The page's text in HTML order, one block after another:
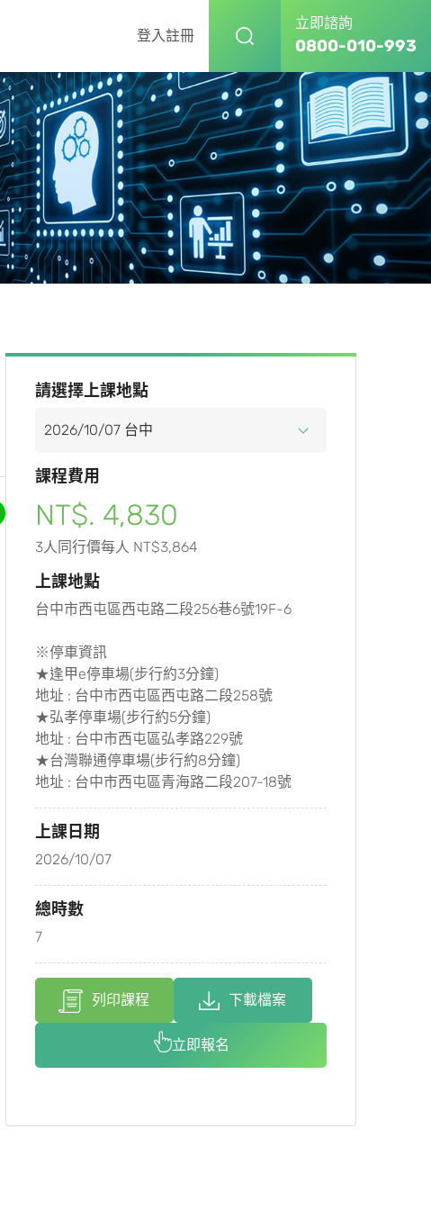
登入註冊
立即諮詢
0800-010-993
請選擇上課地點
課程費用
NT$. 4,830
3人同行價每人 NT$3,864
上課地點
台中市西屯區西屯路二段256巷6號19F-6
※停車資訊
★逢甲e停車場(步行約3分鐘)
地址 : 台中市西屯區西屯路二段258號
★弘孝停車場(步行約5分鐘)
地址 : 台中市西屯區弘孝路229號
★台灣聯通停車場(步行約8分鐘)
地址 : 台中市西屯區青海路二段207-18號
上課日期
2026/10/07
總時數
7
列印課程 下載檔案
立即報名